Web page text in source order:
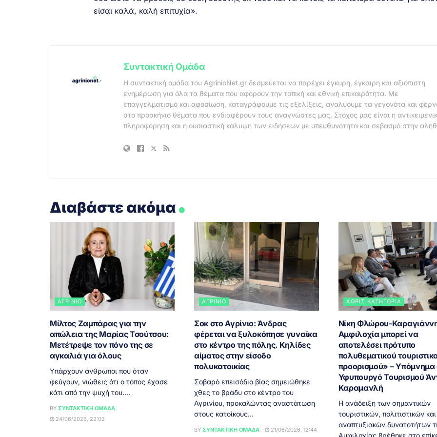
είσαι καλά, καλή επιτυχία».
Συντακτική Ομάδα
Η συντακτική ομάδα του AgrinioNet.gr δεσμεύεται να παρέχει έγκυρη, έγκαιρη και αξιόπιστη
ενημέρωση για όλα τα θέματα που αφορούν την τοπική και εθνική επικαιρότητα. Με
επαγγελματισμό και αφοσίωση, καταγράφουμε τις εξελίξεις, αναλύουμε τα γεγονότα και
στο προσκήνιο θέματα που ενδιαφέρουν τους αναγνώστες μας. Στόχος μας είναι η
πληροφόρηση και η ουσιαστική κάλυψη των ειδήσεων με υπευθυνότητα και σεβασμό στην
Διαβάστε ακόμα.
ΑΓΡΊΝΙΟ
Μίλτος Ζαμπάρας για την
απώλεια της Μαρίας Τσούτσου:
Μετέτρεψε τον πόνο της σε
αγκαλιά για όλους
Υπάρχουν άνθρωποι που όταν
φεύγουν, νιώθεις ότι ο τόπος έχασε
κάτι από την ψυχή του....
BY ΣΥΝΤΑΚΤΙΚΉ ΟΜΆΔΑ
24/06/2026, 22:02
ΑΓΡΊΝΙΟ
Σοκ στο Αγρίνιο: Άνδρας
φέρεται να ξυλοκόπησε γυναίκα
στο κέντρο της πόλης. Κηλίδες
αίματος στην είσοδο
πολυκατοικίας
Σοβαρό επεισόδιο βίας σημειώθηκε
χθες το βράδυ στο κέντρο του
Αγρινίου, προκαλώντας αναστάτωση
στους κατοίκους...
BY ΣΥΝΤΑΚΤΙΚΉ ΟΜΆΔΑ 21/06/2026, 12:44
ΧΩΡΊΣ ΚΑΤΗΓΟΡΊΑ
Νίκη Φλώρου-
Αμφιλοχία μπορεί να
αποτελέσει πρότυπο
πολυθεματικού
προορισμού» – Υπόμνημα
Υφυπουργό Τουρισμού
Καραμανλή
Η ανάδειξη των σημαντικών
τουριστικών, πολιτιστικών και
αναπτυξιακών δυνατοτήτων